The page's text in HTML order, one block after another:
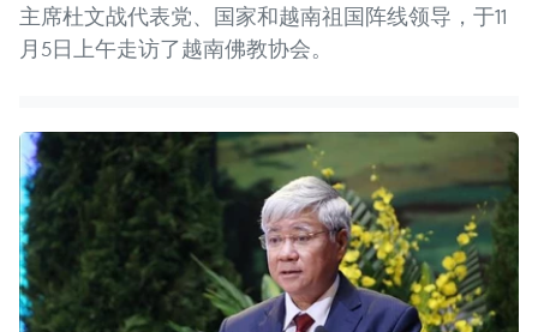
主席杜文战代表党、国家和越南祖国阵线领导，于11
月5日上午走访了越南佛教协会。